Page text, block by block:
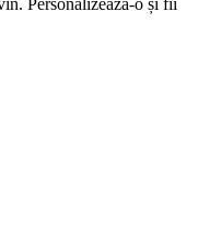
Personalizează-o și fii